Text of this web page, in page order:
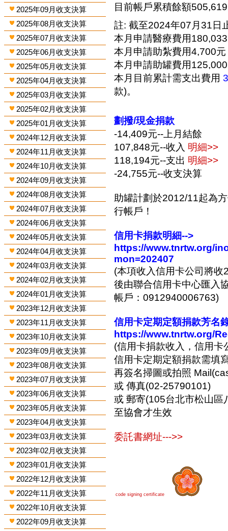
2025年09月收支決算
2025年08月收支決算
2025年07月收支決算
2025年06月收支決算
2025年05月收支決算
2025年04月收支決算
2025年03月收支決算
2025年02月收支決算
2025年01月收支決算
2024年12月收支決算
2024年11月收支決算
2024年10月收支決算
2024年09月收支決算
2024年08月收支決算
2024年07月收支決算
2024年06月收支決算
2024年05月收支決算
2024年04月收支決算
2024年03月收支決算
2024年02月收支決算
2024年01月收支決算
2023年12月收支決算
2023年11月收支決算
2023年10月收支決算
2023年09月收支決算
2023年08月收支決算
2023年07月收支決算
2023年06月收支決算
2023年05月收支決算
2023年04月收支決算
2023年03月收支決算
2023年02月收支決算
2023年01月收支決算
2022年12月收支決算
2022年11月收支決算
2022年10月收支決算
2022年09月收支決算
目前帳戶累積餘額
註: 截至2024年07月31日
本月申請醫療費用
本月申請助紮費用4,700元
本月申請助罐費用
本月目前累計需支出費用
款)。
劃撥/現金捐款
-14,409元--上月結餘
107,848元--收入 明細>>
118,194元--支出 明細>>
-24,755元--收支決算
助罐計劃於2012/11起為
行帳戶！
信用卡捐款明細-->
https://www.tnrtw.org/
mon=202407
(本項收入信用卡公司將
後由聯合信用卡中心匯入
帳戶：0912940006763)
信用卡定期定額捐款芳名
https://www.tnrtw.org/
(信用卡捐款收入，信用
信用卡定期定額捐款需填
再簽名掃圖或拍照
或 傳真(02-25790101)
或 郵寄(105台北市松山
至協會才生效
委託書網址--->>
code signing certificate